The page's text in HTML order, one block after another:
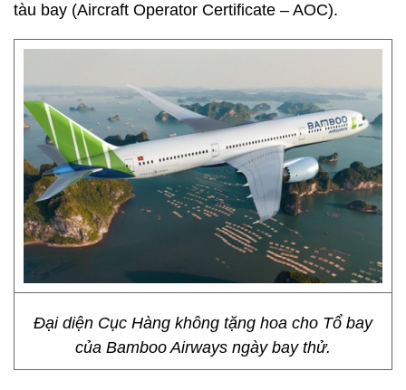
tàu bay (Aircraft Operator Certificate – AOC).
Đại diện Cục Hàng không tặng hoa cho Tổ bay
của Bamboo Airways ngày bay thử.